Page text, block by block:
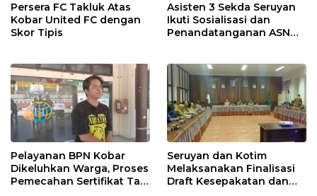
Persera FC Takluk Atas
Kobar United FC dengan
Skor Tipis
Asisten 3 Sekda Seruyan
Ikuti Sosialisasi dan
Penandatanganan ASN
Pelayanan BPN Kobar
Dikeluhkan Warga, Proses
Pemecahan Sertifikat Tak
Seruyan dan Kotim
Melaksanakan Finalisasi
Draft Kesepakatan dan